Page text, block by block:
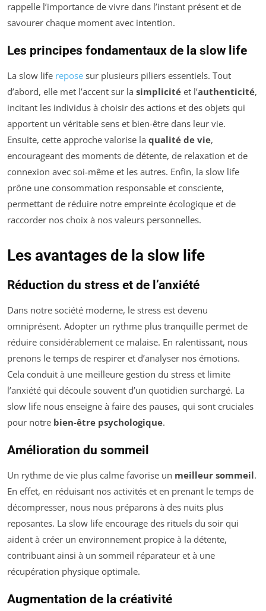
rappelle l’importance de vivre dans l’instant présent et de
savourer chaque moment avec intention.
Les principes fondamentaux de la slow life
La slow life repose sur plusieurs piliers essentiels. Tout
d’abord, elle met l’accent sur la simplicité et l’authenticité,
incitant les individus à choisir des actions et des objets qui
apportent un véritable sens et bien-être dans leur vie.
Ensuite, cette approche valorise la qualité de vie,
encourageant des moments de détente, de relaxation et de
connexion avec soi-même et les autres. Enfin, la slow life
prône une consommation responsable et consciente,
permettant de réduire notre empreinte écologique et de
raccorder nos choix à nos valeurs personnelles.
Les avantages de la slow life
Réduction du stress et de l’anxiété
Dans notre société moderne, le stress est devenu
omniprésent. Adopter un rythme plus tranquille permet de
réduire considérablement ce malaise. En ralentissant, nous
prenons le temps de respirer et d’analyser nos émotions.
Cela conduit à une meilleure gestion du stress et limite
l’anxiété qui découle souvent d’un quotidien surchargé. La
slow life nous enseigne à faire des pauses, qui sont cruciales
pour notre bien-être psychologique.
Amélioration du sommeil
Un rythme de vie plus calme favorise un meilleur sommeil.
En effet, en réduisant nos activités et en prenant le temps de
décompresser, nous nous préparons à des nuits plus
reposantes. La slow life encourage des rituels du soir qui
aident à créer un environnement propice à la détente,
contribuant ainsi à un sommeil réparateur et à une
récupération physique optimale.
Augmentation de la créativité